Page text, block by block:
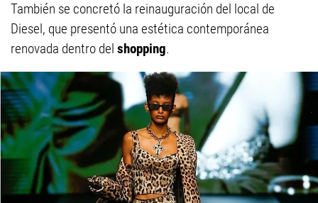
También se concretó la reinauguración del local de
Diesel, que presentó una estética contemporánea
renovada dentro del shopping.